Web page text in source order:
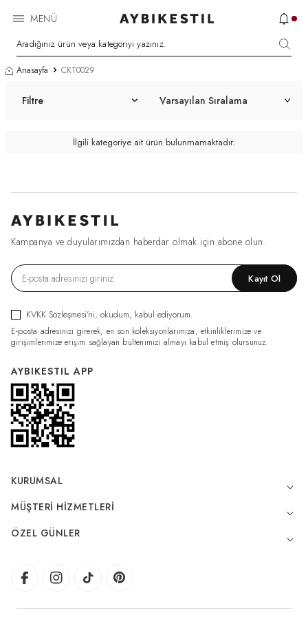
MENÜ
Anasayfa CKT0029
Filtre
İlgili kategoriye ait ürün bulunmamaktadır.
Kampanya ve duyularımızdan haberdar olmak için abone olun.
Kayıt Ol
KVKK Sözleşmesi'ni, okudum, kabul ediyorum.
E-posta adresinizi girerek, en son koleksiyonlarımıza, etkinliklerimize ve
girişimlerimize erişim sağlayan bültenimizi almayı kabul etmiş olursunuz.
AYBIKESTIL APP
KURUMSAL
MÜŞTERI HIZMETLERI
ÖZEL GÜNLER